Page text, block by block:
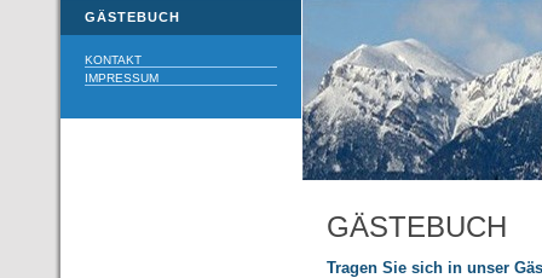
GÄSTEBUCH
KONTAKT
IMPRESSUM
GÄSTEBUCH
Tragen Sie sich in unser